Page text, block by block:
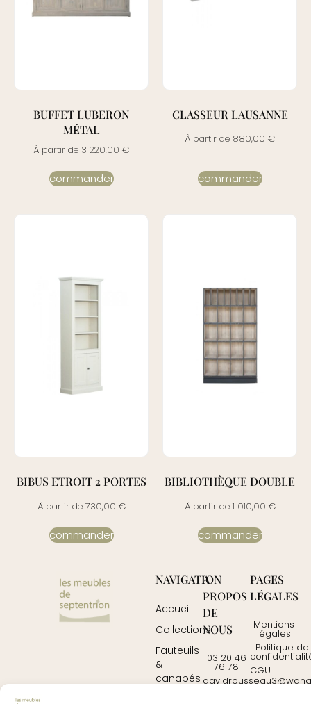
BUFFET LUBERON
MÉTAL
À partir de 3 220,00 €
commander
CLASSEUR LAUSANNE
À partir de 880,00 €
commander
BIBUS ETROIT 2 PORTES
À partir de 730,00 €
commander
BIBLIOTHÈQUE DOUBLE
À partir de 1 010,00 €
commander
NAVIGATION
Accueil
Collections
Fauteuils
&
canapés
A
PROPOS
DE
NOUS
03 20 46
76 78
PAGES
LÉGALES
Mentions
légales
Politique de
CGU